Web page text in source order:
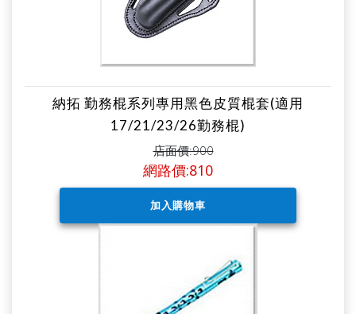
納拓 勤務棍系列專用黑色皮質棍套(適用
17/21/23/26勤務棍)
店面價:900
網路價:810